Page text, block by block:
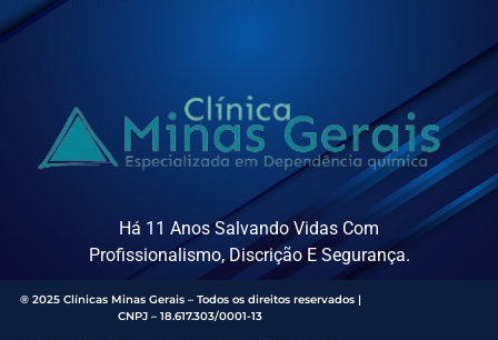
Há 11 Anos Salvando Vidas Com
Profissionalismo, Discrição E Segurança.
® 2025 Clínicas Minas Gerais – Todos os direitos reservados |
CNPJ – 18.617.303/0001-13